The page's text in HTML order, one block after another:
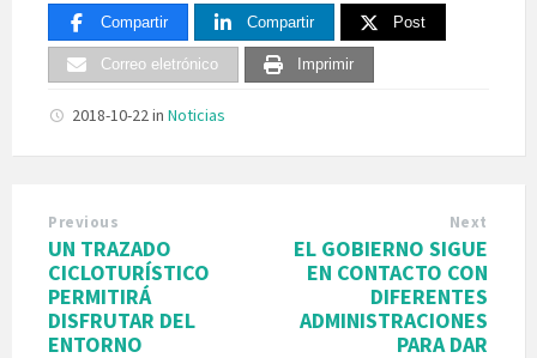
Compartir Compartir Post
Correo eletrónico Imprimir
2018-10-22in Noticias
Previous
UN TRAZADO
CICLOTURÍSTICO
PERMITIRÁ
DISFRUTAR DEL
ENTORNO
Next
EL GOBIERNO SIGUE
EN CONTACTO CON
DIFERENTES
ADMINISTRACIONES
PARA DAR